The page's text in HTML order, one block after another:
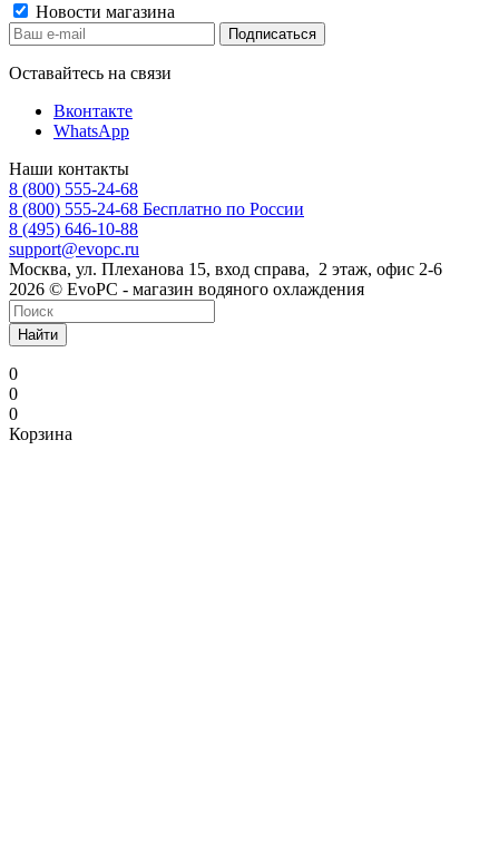
Новости магазина
Оставайтесь на связи
Вконтакте
WhatsApp
Наши контакты
8 (800) 555-24-68
8 (800) 555-24-68 Бесплатно по России
8 (495) 646-10-88
support@evopc.ru
Москва, ул. Плеханова 15, вход справа, 2 этаж, офис 2-6
2026 © EvoPC - магазин водяного охлаждения
Найти
0
0
0
Корзина